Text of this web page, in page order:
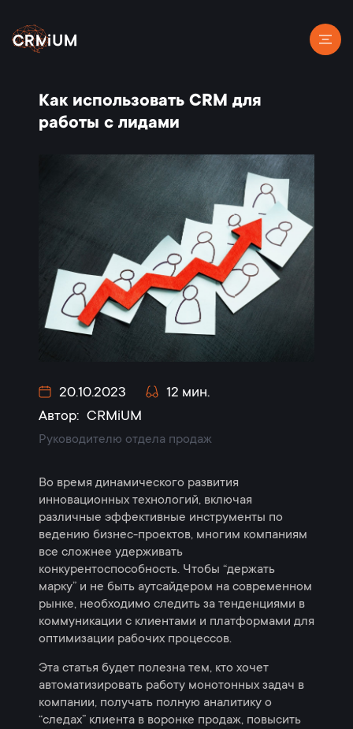
Как использовать CRM для
работы с лидами
20.10.2023
12 мин.
Автор: CRMiUM
Руководителю отдела продаж
Во время динамического развития
инновационных технологий, включая
различные эффективные инструменты по
ведению бизнес-проектов, многим компаниям
все сложнее удерживать
конкурентоспособность. Чтобы “держать
марку” и не быть аутсайдером на современном
рынке, необходимо следить за тенденциями в
коммуникации с клиентами и платформами для
оптимизации рабочих процессов.
Эта статья будет полезна тем, кто хочет
автоматизировать работу монотонных задач в
компании, получать полную аналитику о
“следах” клиента в воронке продаж, повысить